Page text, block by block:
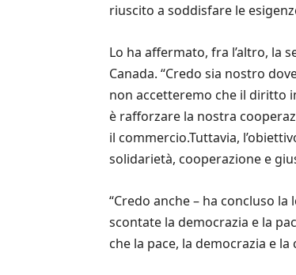
riuscito a soddisfare le
Lo ha affermato, fra l’altro, la
Canada. “Credo sia nostro
non accetteremo che il diritto
è rafforzare la nostra
il commercio.Tuttavia,
solidarietà, cooperazione e
“Credo anche – ha concluso
scontate la democrazia e la
che la pace, la democrazia e